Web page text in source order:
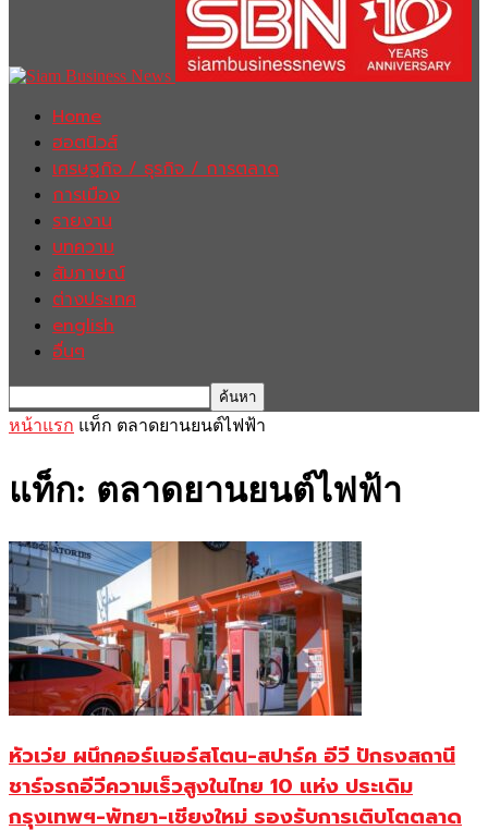
Home
ฮอตนิวส์
เศรษฐกิจ / ธุรกิจ / การตลาด
การเมือง
รายงาน
บทความ
สัมภาษณ์
ต่างประเทศ
english
อื่นๆ
หน้าแรก แท็ก ตลาดยานยนต์ไฟฟ้า
แท็ก: ตลาดยานยนต์ไฟฟ้า
หัวเว่ย ผนึกคอร์เนอร์สโตน-สปาร์ค อีวี ปักธงสถานี
ชาร์จรถอีวีความเร็วสูงในไทย 10 แห่ง ประเดิม
กรุงเทพฯ-พัทยา-เชียงใหม่ รองรับการเติบโตตลาด